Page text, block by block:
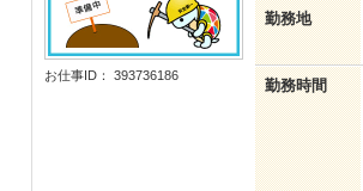
お仕事ID： 393736186
勤務地
勤務時間